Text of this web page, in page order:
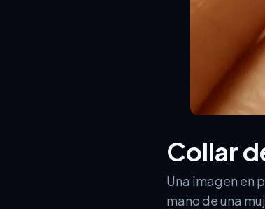
Collar
Una imagen en
mano de una